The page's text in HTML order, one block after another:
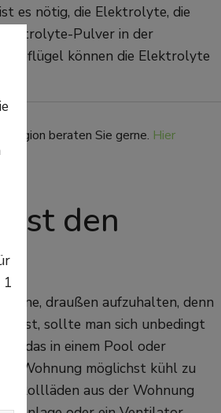
es nötig, die Elektrolyte, die
Pulver in der
Geflügel können die Elektrolyte
beraten Sie gerne. Hier
den
draußen aufzuhalten, denn
ist, sollte man sich unbedingt
das in einem Pool oder
Wohnung möglichst kühl zu
Rollläden aus der Wohnung